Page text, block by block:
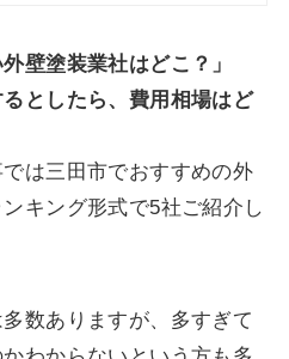
壁塗装業社はどこ？」
るとしたら、費用相場はど
は三田市でおすすめの外
キング形式で5社ご紹介し
数ありますが、多すぎて